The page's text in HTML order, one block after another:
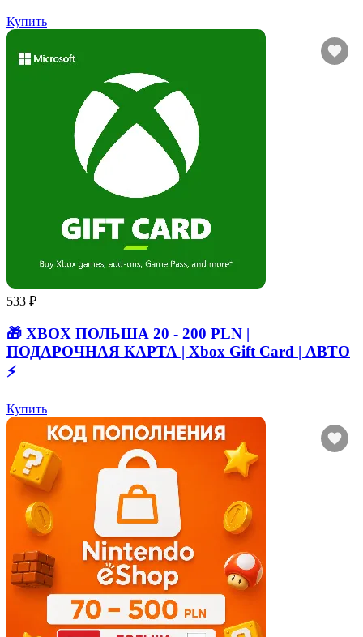
Купить
533 ₽
🎁 XBOX ПОЛЬША 20 - 200 PLN |
ПОДАРОЧНАЯ КАРТА | Xbox Gift Card | АВТО
⚡
Купить